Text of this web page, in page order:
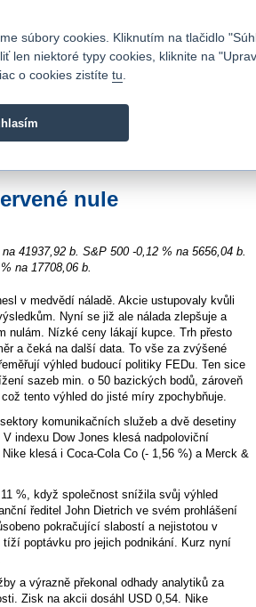
sa zameriava na poskytovanie bežných
nule
41937,92 b. S&P 500 -0,12 % na 5656,04 b.
na 17708,06 b.
v medvědí náladě. Akcie ustupovaly kvůli
Nyní se již ale nálada zlepšuje a
nulám. Nízké ceny lákají kupce. Trh přesto
a čeká na další data. To vše za zvýšené
výhled budoucí politiky FEDu. Ten sice
sazeb min. o 50 bazických bodů, zároveň
tento výhled do jisté míry zpochybňuje.
komunikačních služeb a dvě desetiny
indexu Dow Jones klesá nadpoloviční
klesá i Coca-Cola Co (- 1,56 %) a Merck &
%, když společnost snížila svůj výhled
ředitel John Dietrich ve svém prohlášení
pokračující slabostí a nejistotou v
poptávku pro jejich podnikání. Kurz nyní
a výrazně překonal odhady analytiků za
Zisk na akcii dosáhl USD 0,54. Nike
súbory cookies. Kliknutím na tlačidlo
len niektoré typy cookies, kliknite na
o cookies zistíte tu